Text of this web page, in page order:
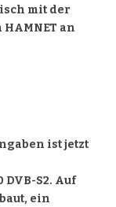
mit der
an
ist jetzt
DVB-S2. Auf
ein